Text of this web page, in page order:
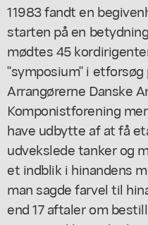
11983 fandt en
starten på en
mødtes 45
"symposium" i etforsøg
Arrangørerne Danske
Komponistforening
have udbytte af at få
udvekslede tanker og
et indblik i hinandens
man sagde farvel til
end 17 aftaler om